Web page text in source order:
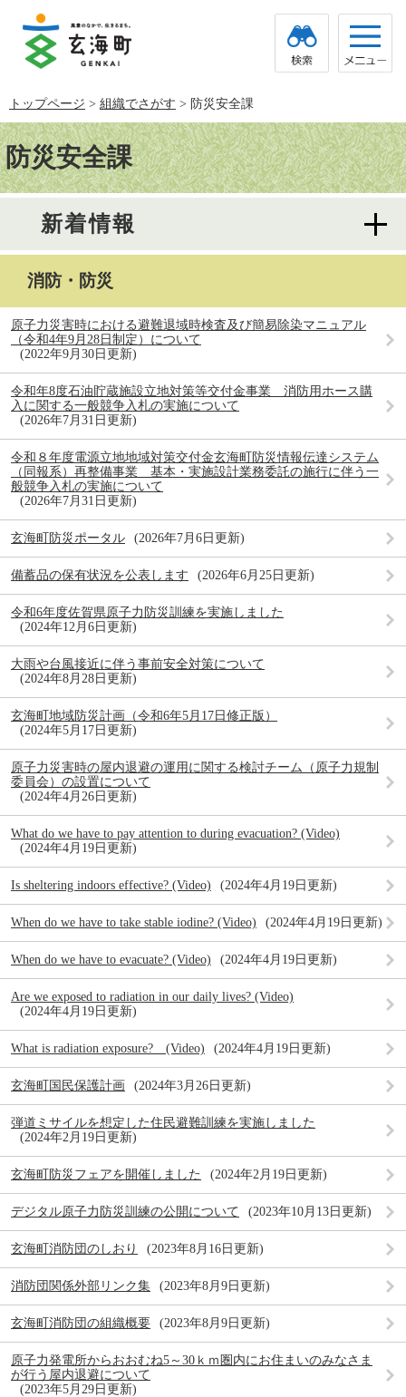
で
す。
ば
し
て
本
文
へ
トップページ > 組織でさがす > 防災安全課
本
文防災安全課
新着情報
消防・防災
原子力災害時における避難退域時検査及び簡易除染マニュアル
（令和4年9月28日制定）について
2022年9月30日更新
令和年8度石油貯蔵施設立地対策等交付金事業 消防用ホース購
入に関する一般競争入札の実施について
2026年7月31日更新
令和８年度電源立地地域対策交付金玄海町防災情報伝達システム
（同報系）再整備事業 基本・実施設計業務委託の施行に伴う一
般競争入札の実施について
2026年7月31日更新
玄海町防災ポータル 2026年7月6日更新
備蓄品の保有状況を公表します 2026年6月25日更新
令和6年度佐賀県原子力防災訓練を実施しました
2024年12月6日更新
大雨や台風接近に伴う事前安全対策について
2024年8月28日更新
玄海町地域防災計画（令和6年5月17日修正版）
2024年5月17日更新
原子力災害時の屋内退避の運用に関する検討チーム（原子力規制
委員会）の設置について
2024年4月26日更新
What do we have to pay attention to during evacuation? (Video)
2024年4月19日更新
Is sheltering indoors effective? (Video) 2024年4月19日更新
When do we have to take stable iodine? (Video) 2024年4月19日更新
When do we have to evacuate? (Video) 2024年4月19日更新
Are we exposed to radiation in our daily lives? (Video)
2024年4月19日更新
What is radiation exposure? (Video) 2024年4月19日更新
玄海町国民保護計画 2024年3月26日更新
弾道ミサイルを想定した住民避難訓練を実施しました
2024年2月19日更新
玄海町防災フェアを開催しました 2024年2月19日更新
デジタル原子力防災訓練の公開について 2023年10月13日更新
玄海町消防団のしおり 2023年8月16日更新
消防団関係外部リンク集 2023年8月9日更新
玄海町消防団の組織概要 2023年8月9日更新
原子力発電所からおおむね5～30ｋｍ圏内にお住まいのみなさま
が行う屋内退避について
2023年5月29日更新